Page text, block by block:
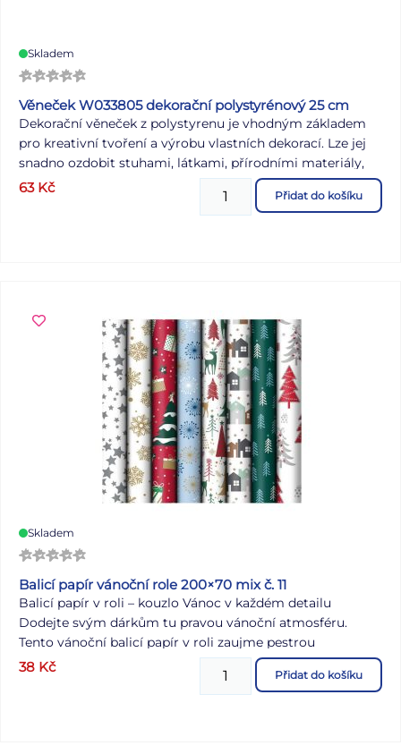
Skladem
Věneček W033805 dekorační polystyrénový 25 cm
Dekorační věneček z polystyrenu je vhodným základem
pro kreativní tvoření a výrobu vlastních dekorací. Lze jej
snadno ozdobit stuhami, látkami, přírodními materiály,
květinami nebo dalšími doplňky podle ročního období i
vlastních nápadů. Hodí se pro výrobu věnců na dveře,
63 Kč Přidat do košíku
Skladem
Balicí papír vánoční role 200×70 mix č. 11
Balicí papír v roli – kouzlo Vánoc v každém detailu
Dodejte svým dárkům tu pravou vánoční atmosféru.
Tento vánoční balicí papír v roli zaujme pestrou
kombinací barev, vzorů a motivů, které dokonale vystihují
kouzlo svátků. Třpytivé hvězdy, zasněžené chaloupky,
38 Kč Přidat do košíku